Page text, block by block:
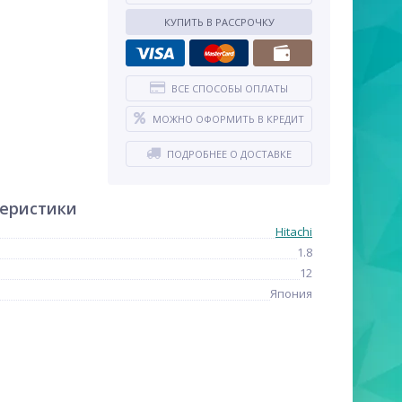
КУПИТЬ В РАССРОЧКУ
ВСЕ СПОСОБЫ ОПЛАТЫ
МОЖНО ОФОРМИТЬ В КРЕДИТ
ПОДРОБНЕЕ О ДОСТАВКЕ
Hitachi
1.8
12
Япония